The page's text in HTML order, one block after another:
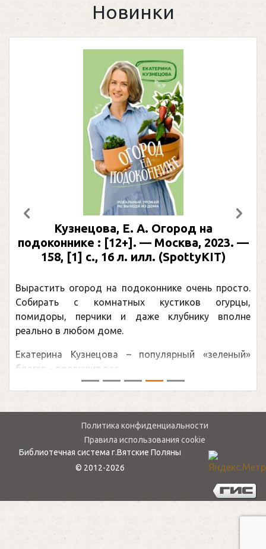
Новинки
Кузнецова, Е. А. Огород на
подоконнике : [12+]. — Москва, 2023. —
158, [1] с., 16 л. илл. (SpottyKIT)
Вырастить огород на подоконнике очень просто.
Собирать с комнатных кустиков огурцы,
помидоры, перчики и даже клубнику вполне
реально в любом доме.
Екатерина Кузнецова – популярный «зеленый»
блогер – вооружит вас ...
Предыдущий
Политика конфиденциальности
Правила использования cookie
Библиотечная система г.Вятские Поляны
© 2012-2026